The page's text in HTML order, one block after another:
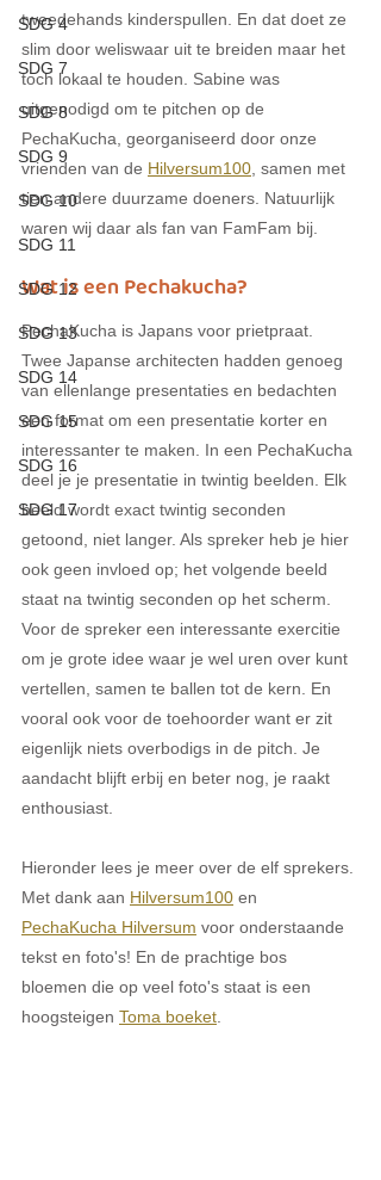
SDG 4
SDG 7
SDG 8
SDG 9
SDG 10
SDG 11
SDG 12
SDG 13
SDG 14
SDG 15
SDG 16
SDG 17
tweedehands kinderspullen. En dat doet ze
slim door weliswaar uit te breiden maar het
toch lokaal te houden. Sabine was
uitgenodigd om te pitchen op de
PechaKucha, georganiseerd door onze
vrienden van de Hilversum100 , samen met
tien andere duurzame doeners. Natuurlijk
waren wij daar als fan van FamFam bij.
Wat is een Pechakucha?
PechaKucha is Japans voor prietpraat.
Twee Japanse architecten hadden genoeg
van ellenlange presentaties en bedachten
een format om een presentatie korter en
interessanter te maken. In een PechaKucha
deel je je presentatie in twintig beelden. Elk
beeld wordt exact twintig seconden
getoond, niet langer. Als spreker heb je hier
ook geen invloed op; het volgende beeld
staat na twintig seconden op het scherm.
Voor de spreker een interessante exercitie
om je grote idee waar je wel uren over kunt
vertellen, samen te ballen tot de kern. En
vooral ook voor de toehoorder want er zit
eigenlijk niets overbodigs in de pitch. Je
aandacht blijft erbij en beter nog, je raakt
enthousiast.
Hieronder lees je meer over de elf sprekers.
Met dank aan Hilversum100 en
PechaKucha Hilversum voor onderstaande
tekst en foto's! En de prachtige bos
bloemen die op veel foto's staat is een
hoogsteigen Toma boeket